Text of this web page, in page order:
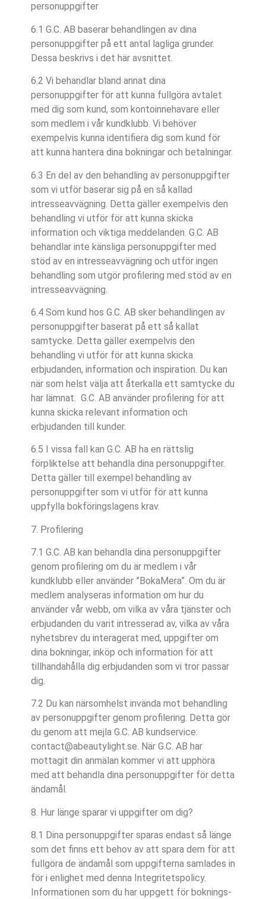
personuppgifter
6.1 G.C. AB baserar behandlingen av dina
personuppgifter på ett antal lagliga grunder.
Dessa beskrivs i det här avsnittet.
6.2 Vi behandlar bland annat dina
personuppgifter för att kunna fullgöra avtalet
med dig som kund, som kontoinnehavare eller
som medlem i vår kundklubb. Vi behöver
exempelvis kunna identifiera dig som kund för
att kunna hantera dina bokningar och betalningar.
6.3 En del av den behandling av personuppgifter
som vi utför baserar sig på en så kallad
intresseavvägning. Detta gäller exempelvis den
behandling vi utför för att kunna skicka
information och viktiga meddelanden. G.C. AB
behandlar inte känsliga personuppgifter med
stöd av en intresseavvägning och utför ingen
behandling som utgör profilering med stöd av en
intresseavvägning.
6.4 Som kund hos G.C. AB sker behandlingen av
personuppgifter baserat på ett så kallat
samtycke. Detta gäller exempelvis den
behandling vi utför för att kunna skicka
erbjudanden, information och inspiration. Du kan
när som helst välja att återkalla ett samtycke du
har lämnat. G.C. AB använder profilering för att
kunna skicka relevant information och
erbjudanden till kunder.
6.5 I vissa fall kan G.C. AB ha en rättslig
förpliktelse att behandla dina personuppgifter.
Detta gäller till exempel behandling av
personuppgifter som vi utför för att kunna
uppfylla bokföringslagens krav.
7. Profilering
7.1 G.C. AB kan behandla dina personuppgifter
genom profilering om du är medlem i vår
kundklubb eller använder ”BokaMera”. Om du är
medlem analyseras information om hur du
använder vår webb, om vilka av våra tjänster och
erbjudanden du varit intresserad av, vilka av våra
nyhetsbrev du interagerat med, uppgifter om
dina bokningar, inköp och information för att
tillhandahålla dig erbjudanden som vi tror passar
dig.
7.2 Du kan närsomhelst invända mot behandling
av personuppgifter genom profilering. Detta gör
du genom att mejla G.C. AB kundservice:
contact@abeautylight.se. När G.C. AB har
mottagit din anmälan kommer vi att upphöra
med att behandla dina personuppgifter för detta
ändamål.
8. Hur länge sparar vi uppgifter om dig?
8.1 Dina personuppgifter sparas endast så länge
som det finns ett behov av att spara dem för att
fullgöra de ändamål som uppgifterna samlades in
för i enlighet med denna Integritetspolicy.
Informationen som du har uppgett för boknings-